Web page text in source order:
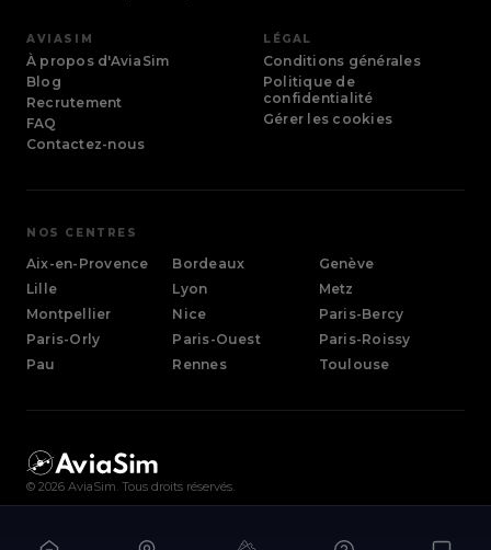
AVIASIM
À propos d'AviaSim
Blog
Recrutement
FAQ
Contactez-nous
LÉGAL
Conditions générales
Politique de
confidentialité
Gérer les cookies
NOS CENTRES
Aix-en-Provence Bordeaux
Genève
Lille
Lyon
Metz
Montpellier
Nice
Paris-Bercy
Paris-Orly
Paris-Ouest
Paris-Roissy
Pau
Rennes Toulouse
© 2026 AviaSim. Tous droits réservés.